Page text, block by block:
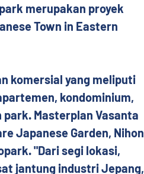
merupakan proyek
Town in Eastern
komersial yang meliputi
kondominium,
Masterplan Vasanta
Japanese Garden, Nihon
"Dari segi lokasi,
jantung industri Jepang,